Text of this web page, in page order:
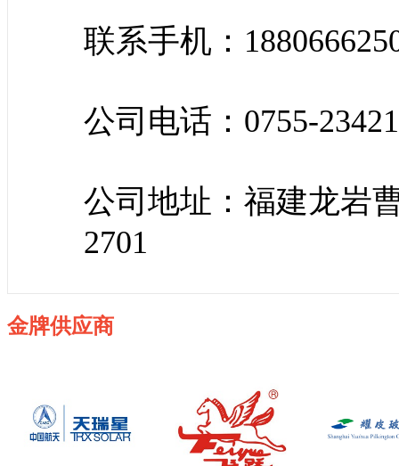
联系手机：
公司电话：0755-
公司地址：福建龙岩
2701
金牌供应商